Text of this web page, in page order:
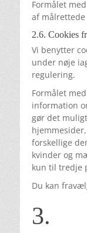
Formålet
af
2.6. Cookies
Vi benytter
under nøje
regulering.
Formålet
information
gør det
forskellige
kvinder og
kun til tredje
Du kan
3.